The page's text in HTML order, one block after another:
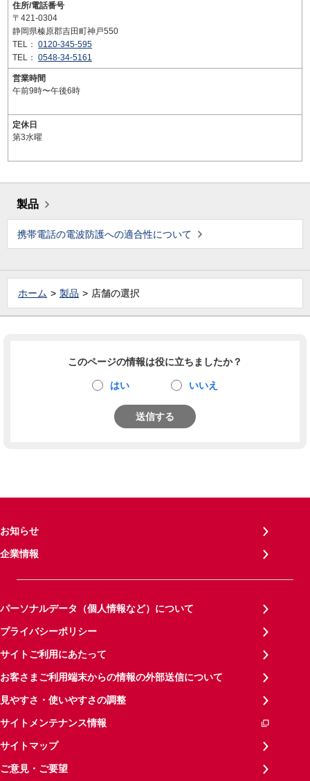
住所/電話番号
〒421-0304
静岡県榛原郡吉田町神戸550
TEL： 0120-345-595
TEL： 0548-34-5161
営業時間
午前9時〜午後6時
定休日
第3水曜
製品
携帯電話の電波防護への適合性について
ホーム 製品 店舗の選択
このページの情報は役に立ちましたか？
はい いいえ
送信する
お知らせ
企業情報
パーソナルデータ（個人情報など）について
プライバシーポリシー
サイトご利用にあたって
お客さまご利用端末からの情報の外部送信について
見やすさ・使いやすさの調整
サイトメンテナンス情報
サイトマップ
ご意見・ご要望